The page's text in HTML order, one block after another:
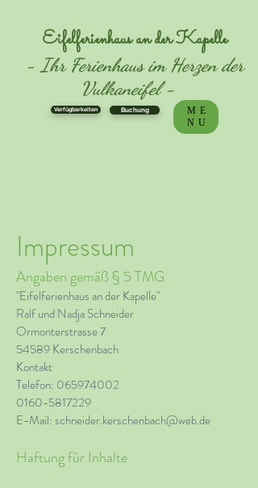
Eifelferienhaus an der Kapelle
- Ihr Ferienhaus im Herzen der
Vulkaneifel -
Buchung
ME
NU
Verfügbarkeiten
Impressum
Angaben gemäß § 5 TMG
"Eifelferienhaus an der Kapelle"
Ralf und Nadja Schneider
Ormonterstrasse 7
54589 Kerschenbach
Kontakt
Telefon: 065974002
0160-5817229
E-Mail:schneider.kerschenbach@web.de
Haftung für Inhalte